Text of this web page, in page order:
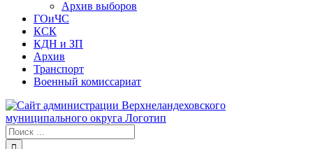
Архив выборов
ГОиЧС
КСК
КДН и ЗП
Архив
Транспорт
Военный комиссариат
Результат
поиска: